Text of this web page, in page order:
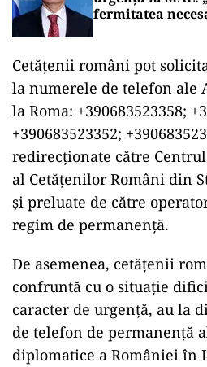
fermitatea
Cetăţenii români pot
la numerele de telefon ale
la Roma: +390683523358;
+390683523352;
redirecţionate către
al Cetăţenilor Români din
şi preluate de către
regim de permanenţă.
De asemenea, cetăţenii
confruntă cu o situaţie
caracter de urgenţă, au la
de telefon de permanenţă
diplomatice a României în